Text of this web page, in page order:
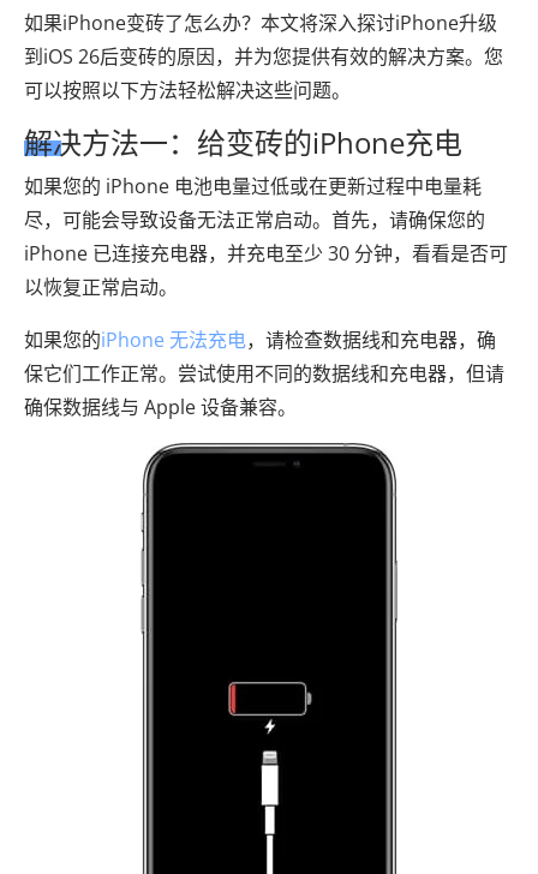
如果iPhone变砖了怎么办？本文将深入探讨iPhone升级
到iOS 26后变砖的原因，并为您提供有效的解决方案。您
可以按照以下方法轻松解决这些问题。
解决方法一：给变砖的iPhone充电
如果您的 iPhone 电池电量过低或在更新过程中电量耗
尽，可能会导致设备无法正常启动。首先，请确保您的
iPhone 已连接充电器，并充电至少 30 分钟，看看是否可
以恢复正常启动。
如果您的iPhone 无法充电，请检查数据线和充电器，确
保它们工作正常。尝试使用不同的数据线和充电器，但请
确保数据线与 Apple 设备兼容。